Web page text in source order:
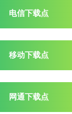
电信下载点
移动下载点
网通下载点